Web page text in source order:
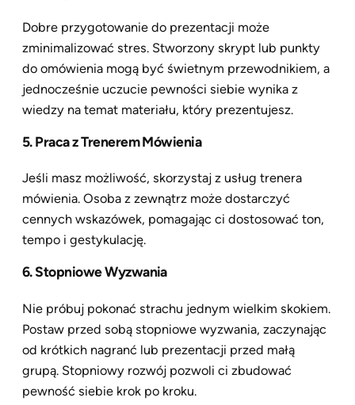
Dobre przygotowanie do prezentacji może
zminimalizować stres. Stworzony skrypt lub punkty
do omówienia mogą być świetnym przewodnikiem, a
jednocześnie uczucie pewności siebie wynika z
wiedzy na temat materiału, który prezentujesz.
5. Praca z Trenerem Mówienia
Jeśli masz możliwość, skorzystaj z usług trenera
mówienia. Osoba z zewnątrz może dostarczyć
cennych wskazówek, pomagając ci dostosować ton,
tempo i gestykulację.
6. Stopniowe Wyzwania
Nie próbuj pokonać strachu jednym wielkim skokiem.
Postaw przed sobą stopniowe wyzwania, zaczynając
od krótkich nagranć lub prezentacji przed małą
grupą. Stopniowy rozwój pozwoli ci zbudować
pewność siebie krok po kroku.